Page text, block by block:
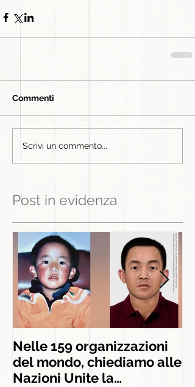
Commenti
Scrivi un commento...
Post in evidenza
Nelle 159 organizzazioni
del mondo, chiediamo alle
Nazioni Unite la